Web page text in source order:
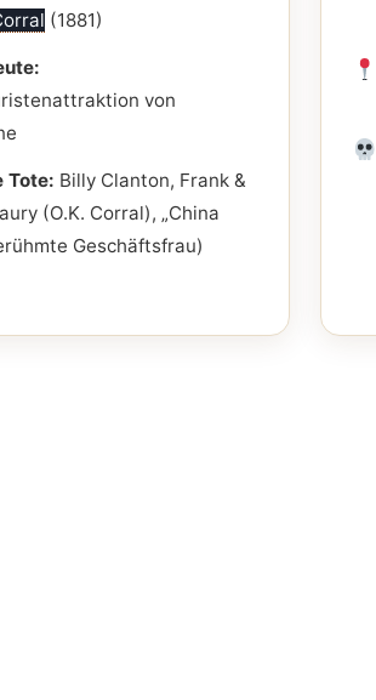
(1881)
von
Tote: Billy Clanton, Frank &
(O.K. Corral), „China
Geschäftsfrau)